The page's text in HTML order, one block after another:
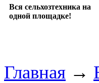
Вся сельхозтехника на
одной площадке!
Главная →